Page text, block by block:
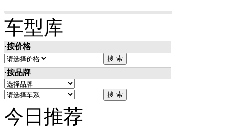
车型库
·按价格
·按品牌
今日推荐